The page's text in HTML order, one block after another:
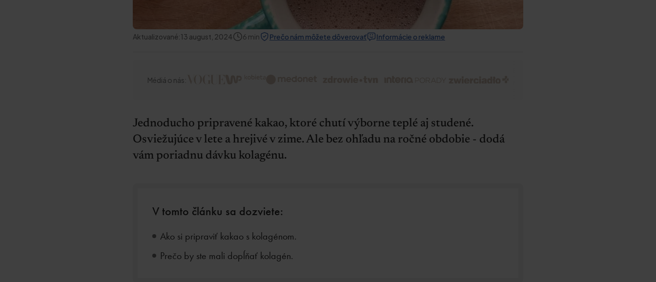
Aktualizované:13 august, 2024 6 min Prečo nám môžete dôverovať Informácie o reklame
Médiá o nás:
Jednoducho pripravené kakao, ktoré chutí výborne teplé aj studené.
Osviežujúce v lete a hrejivé v zime. Ale bez ohľadu na ročné obdobie - dodá
vám poriadnu dávku kolagénu.
V tomto článku sa dozviete:
Ako si pripraviť kakao s kolagénom.
Prečo by ste mali dopĺňať kolagén.